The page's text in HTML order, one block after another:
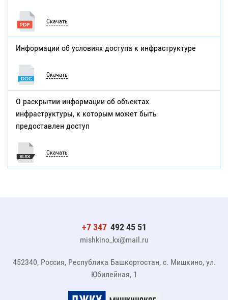
Скачать
Информации об условиях доступа к инфраструктуре
Скачать
О раскрытии информации об объектах
инфраструктуры, к которым может быть
предоставлен доступ
Скачать
452340, Россия, Республика Башкортостан, с. Мишкино, ул.
Юбилейная, 1
+7 347 492 45 51
mishkino_kx@mail.ru